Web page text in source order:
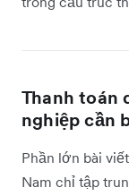
Thanh toán
nghiệp cần
Phần lớn bài
Nam chỉ tập